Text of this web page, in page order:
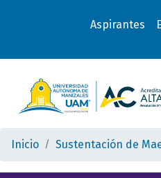
Aspirantes
Inicio Sustentación de